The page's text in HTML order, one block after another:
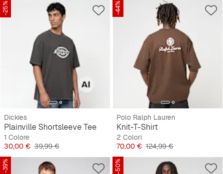
-25%
Dickies
Plainville Shortsleeve Tee
1 Colore
Prezzo
30,00 € Prezzo originale
39,99 €
-44%
Polo Ralph Lauren
Knit-T-Shirt
2 Colori
Prezzo
70,00 € Prezzo originale
124,99 €
-39% -50%